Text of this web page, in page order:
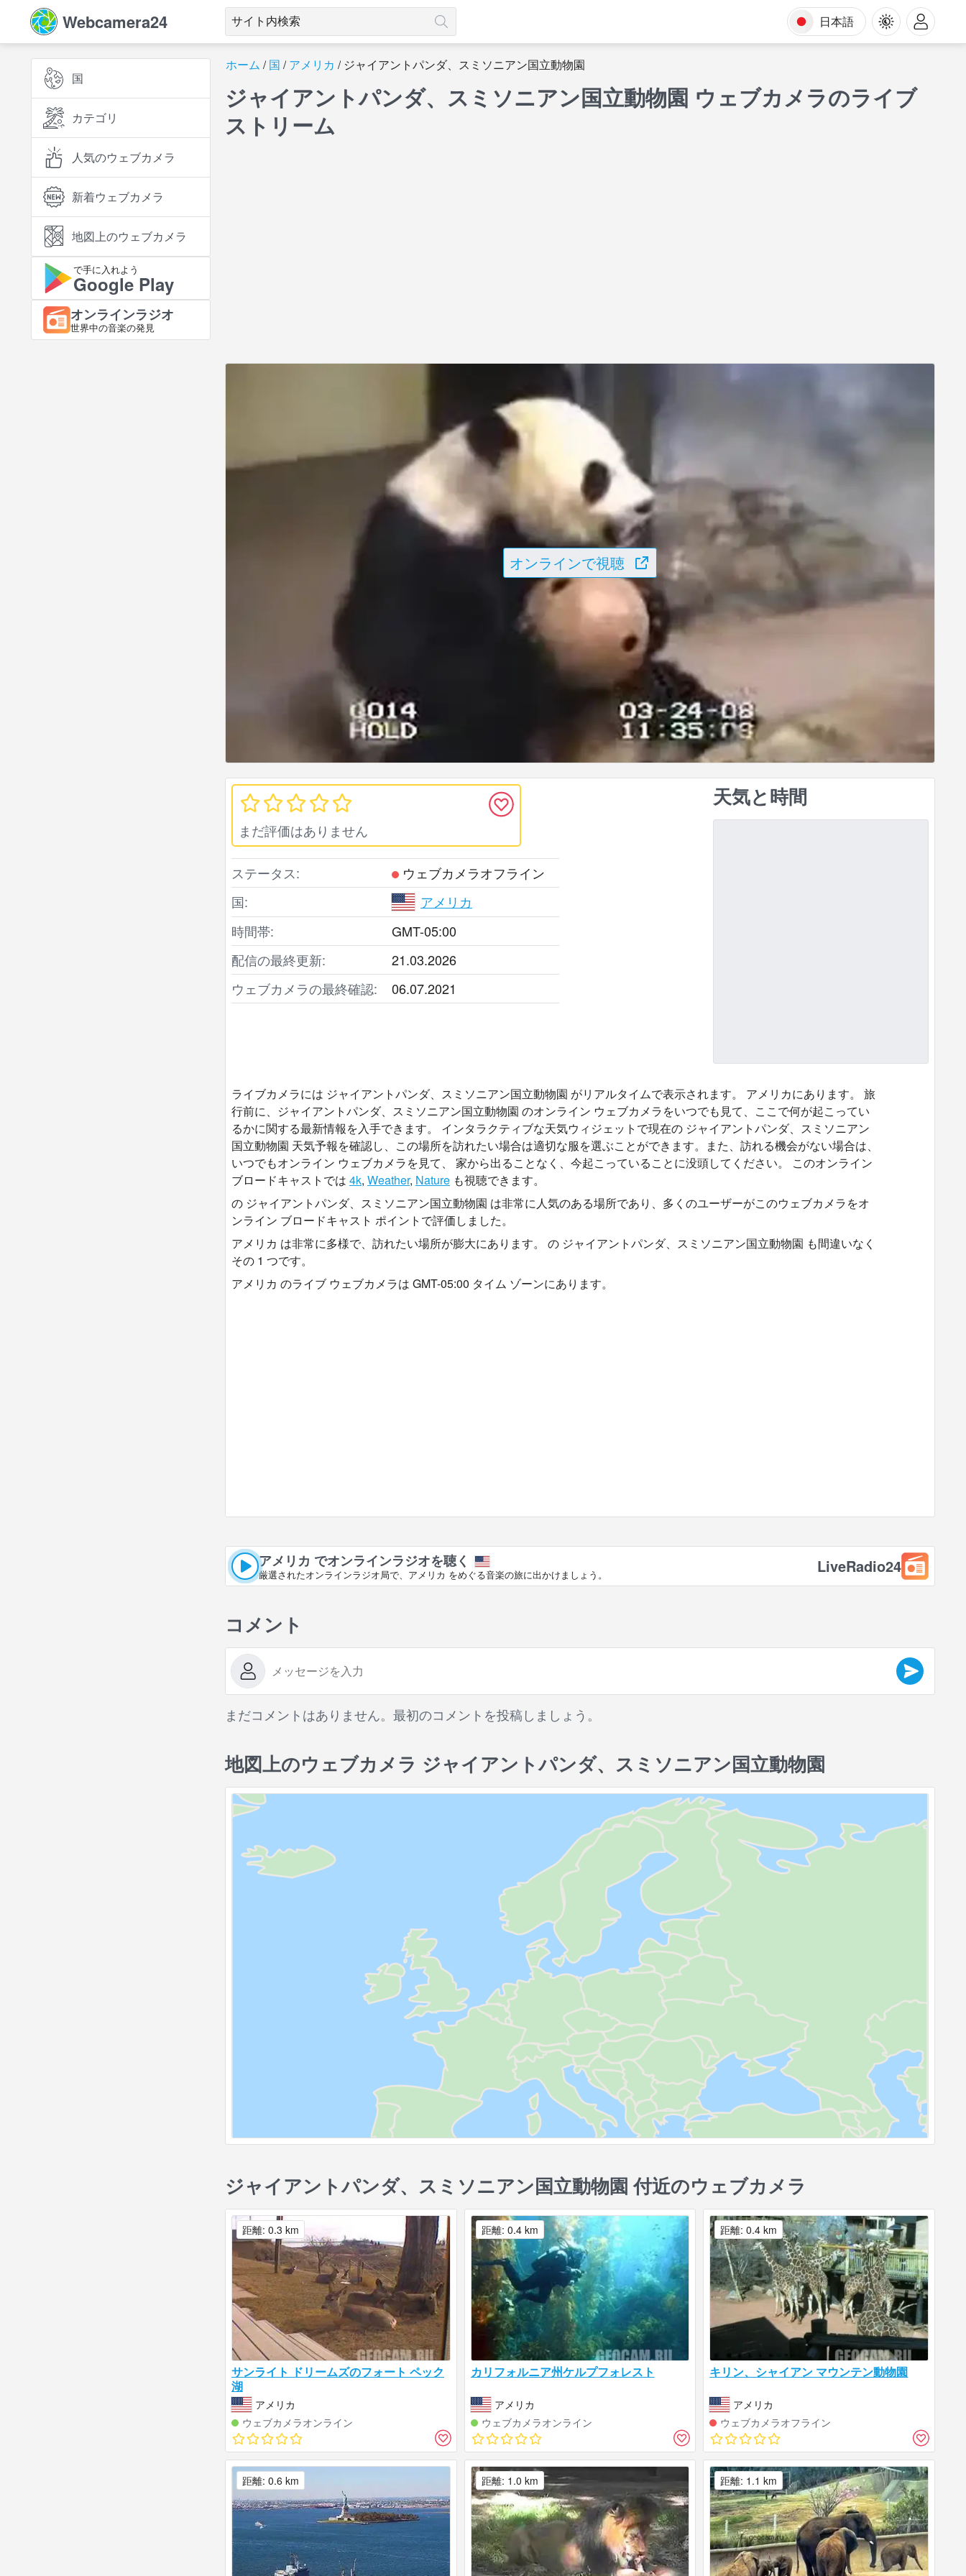
Webcamera24 日本語
国
カテゴリ
人気のウェブカメラ
新着ウェブカメラ
地図上のウェブカメラ
で手に入れよう
Google Play
オンラインラジオ
世界中の音楽の発見
ホーム 国 アメリカ ジャイアントパンダ、スミソニアン国立動物園
ジャイアントパンダ、スミソニアン国立動物園 ウェブカメラのライブ
ストリーム
オンラインで視聴
まだ評価はありません
ステータス:
ウェブカメラオフライン
国:
アメリカ
時間帯:
GMT-05:00
配信の最終更新:
21.03.2026
ウェブカメラの最終確認:
06.07.2021
天気と時間
ライブカメラには ジャイアントパンダ、スミソニアン国立動物園 がリアルタイムで表示されます。 アメリカにあります。 旅
行前に、ジャイアントパンダ、スミソニアン国立動物園 のオンライン ウェブカメラをいつでも見て、ここで何が起こってい
るかに関する最新情報を入手できます。 インタラクティブな天気ウィジェットで現在の ジャイアントパンダ、スミソニアン
国立動物園 天気予報を確認し、この場所を訪れたい場合は適切な服を選ぶことができます。また、訪れる機会がない場合は、
いつでもオンライン ウェブカメラを見て、 家から出ることなく、今起こっていることに没頭してください。 このオンライン
ブロードキャストでは 4k, Weather, Nature も視聴できます。
の ジャイアントパンダ、スミソニアン国立動物園 は非常に人気のある場所であり、多くのユーザーがこのウェブカメラをオ
ンライン ブロードキャスト ポイントで評価しました。
アメリカ は非常に多様で、訪れたい場所が膨大にあります。 の ジャイアントパンダ、スミソニアン国立動物園 も間違いなく
その 1 つです。
アメリカ のライブ ウェブカメラは GMT-05:00 タイム ゾーンにあります。
アメリカ でオンラインラジオを聴く
厳選されたオンラインラジオ局で、アメリカ をめぐる音楽の旅に出かけましょう。 LiveRadio24
コメント
まだコメントはありません。最初のコメントを投稿しましょう。
地図上のウェブカメラ ジャイアントパンダ、スミソニアン国立動物園
ジャイアントパンダ、スミソニアン国立動物園 付近のウェブカメラ
サンライト ドリームズのフォート ペック
湖
アメリカ
ウェブカメラオンライン
距離: 0.3 km
カリフォルニア州ケルプフォレスト
アメリカ
ウェブカメラオンライン
距離: 0.4 km
キリン、シャイアン マウンテン動物園
アメリカ
ウェブカメラオフライン
距離: 0.4 km
距離: 0.6 km 距離: 1.0 km 距離: 1.1 km